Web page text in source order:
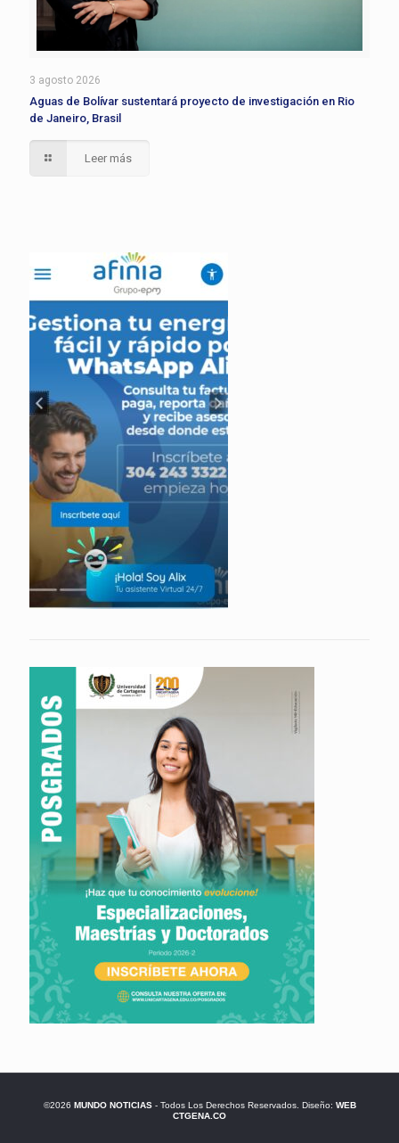
3 agosto 2026
Aguas de Bolívar sustentará proyecto de investigación en Rio
de Janeiro, Brasil
Leer más
©2026 MUNDO NOTICIAS- Todos Los Derechos Reservados. Diseño: WEB
CTGENA.CO